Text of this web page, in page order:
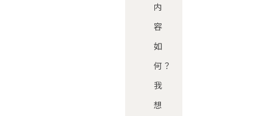
内
容
如
何？
我
想